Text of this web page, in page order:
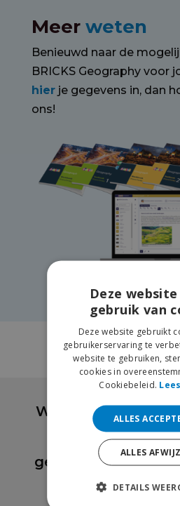
Meer weten
Benieuwd naar de
BRICKS Geography voor
hierje gegevens in, dan
ons!
We laten je graag
BRICKS
gegevens in dan
ons!
Deze
gebruik van
Deze website gebruikt
gebruikerservaring te
website te gebruiken,
cookies in
Cookiebeleid.
ALLES
ALLES
DETAILS